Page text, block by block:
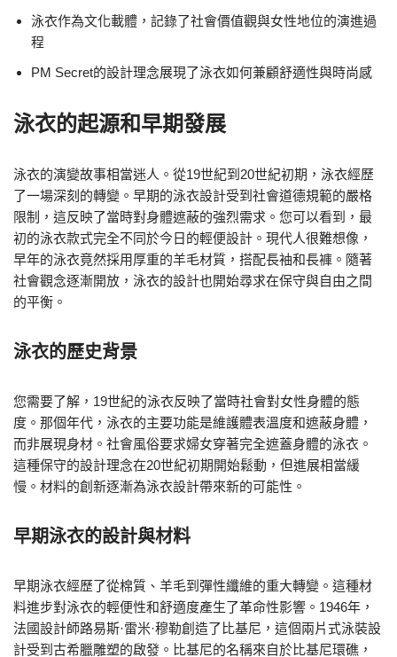
泳衣作為文化載體，記錄了社會價值觀與女性地位的演進過
程
PM Secret的設計理念展現了泳衣如何兼顧舒適性與時尚感
泳衣的起源和早期發展
泳衣的演變故事相當迷人。從19世紀到20世紀初期，泳衣經歷
了一場深刻的轉變。早期的泳衣設計受到社會道德規範的嚴格
限制，這反映了當時對身體遮蔽的強烈需求。您可以看到，最
初的泳衣款式完全不同於今日的輕便設計。現代人很難想像，
早年的泳衣竟然採用厚重的羊毛材質，搭配長袖和長褲。隨著
社會觀念逐漸開放，泳衣的設計也開始尋求在保守與自由之間
的平衡。
泳衣的歷史背景
您需要了解，19世紀的泳衣反映了當時社會對女性身體的態
度。那個年代，泳衣的主要功能是維護體表溫度和遮蔽身體，
而非展現身材。社會風俗要求婦女穿著完全遮蓋身體的泳衣。
這種保守的設計理念在20世紀初期開始鬆動，但進展相當緩
慢。材料的創新逐漸為泳衣設計帶來新的可能性。
早期泳衣的設計與材料
早期泳衣經歷了從棉質、羊毛到彈性纖維的重大轉變。這種材
料進步對泳衣的輕便性和舒適度產生了革命性影響。1946年，
法國設計師路易斯·雷米·穆勒創造了比基尼，這個兩片式泳裝設
計受到古希臘雕塑的啟發。比基尼的名稱來自於比基尼環礁，